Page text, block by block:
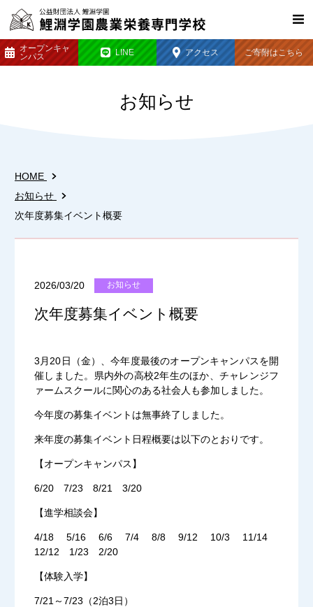
オープンキャ
ンパス
LINE アクセス ご寄附はこちら
お知らせ
HOME
お知らせ
次年度募集イベント概要
2026/03/20 お知らせ
次年度募集イベント概要
3月20日（金）、今年度最後のオープンキャンパスを開
催しました。県内外の高校2年生のほか、チャレンジフ
ァームスクールに関心のある社会人も参加しました。
今年度の募集イベントは無事終了しました。
来年度の募集イベント日程概要は以下のとおりです。
【オープンキャンパス】
6/20 7/23 8/21 3/20
【進学相談会】
4/18 5/16 6/6 7/4 8/8 9/12 10/3 11/14
12/12 1/23 2/20
【体験入学】
7/21～7/23（2泊3日）